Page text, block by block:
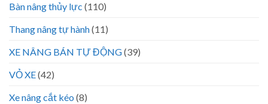
Bàn nâng thủy lực (110)
Thang nâng tự hành(11)
XE NÂNG BÁN TỰ ĐỘNG(39)
VỎ XE(42)
Xe nâng cắt kéo (8)